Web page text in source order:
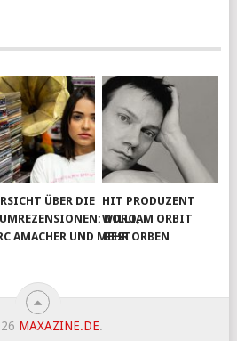
ÜBER DIE
DORO,
AMACHER UND MEHR
HIT PRODUZENT
WILLIAM ORBIT
GESTORBEN
MAXAZINE.DE.